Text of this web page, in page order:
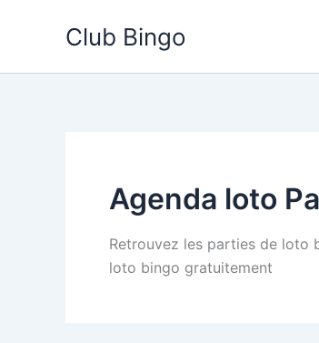
Club Bingo
Agenda loto
Retrouvez les parties de loto
loto bingo gratuitement